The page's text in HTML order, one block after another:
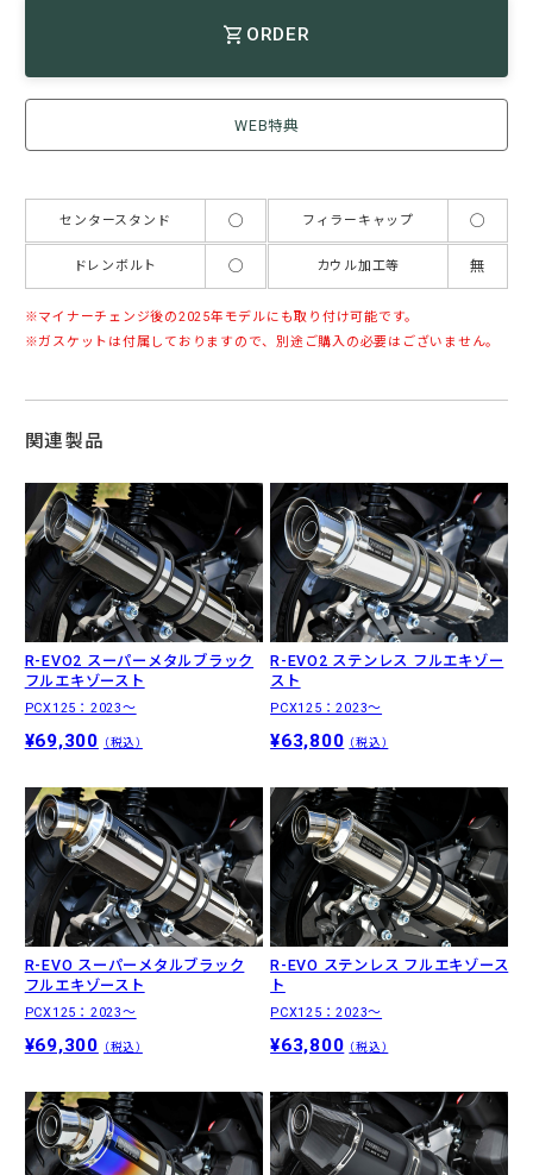
ORDER
WEB特典
センタースタンド ◯ フィラーキャップ ◯
ドレンボルト ◯ カウル加工等 無
マイナーチェンジ後の2025年モデルにも取り付け可能です。
ガスケットは付属しておりますので、別途ご購入の必要はございません。
関連製品
R-EVO2 スーパーメタルブラック
フルエキゾースト
PCX125：2023〜
¥69,300 （税込）
R-EVO2 ステンレス フルエキゾー
スト
PCX125：2023〜
¥63,800 （税込）
R-EVO スーパーメタルブラック
フルエキゾースト
PCX125：2023〜
¥69,300 （税込）
R-EVO ステンレス フルエキゾース
ト
PCX125：2023〜
¥63,800 （税込）